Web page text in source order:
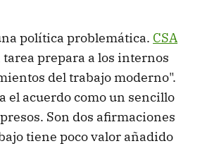
política problemática. CSA
tarea prepara a los internos
del trabajo moderno".
el acuerdo como un sencillo
Son dos afirmaciones
tiene poco valor añadido